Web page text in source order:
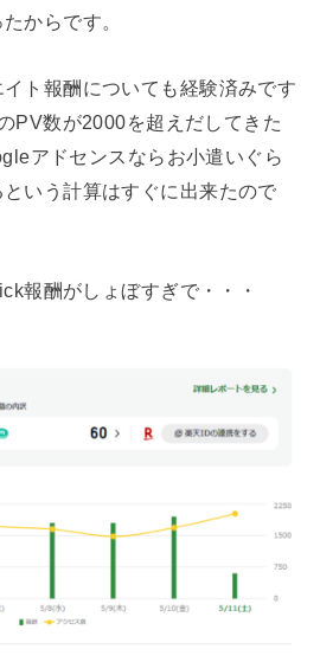
からです。
ト報酬についても経験済みです
PV数が2000を超えだしてきた
アドセンスならお小遣いぐら
いう計算はすぐに出来たので
報酬がしょぼすぎで・・・